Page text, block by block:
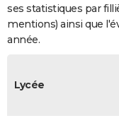
FORUM
Bricolage
Lifestyle
Culture
Sport
Auto
Television
Voyage
Cinema
ses statistiques par
mentions) ainsi que
année.
Lycée